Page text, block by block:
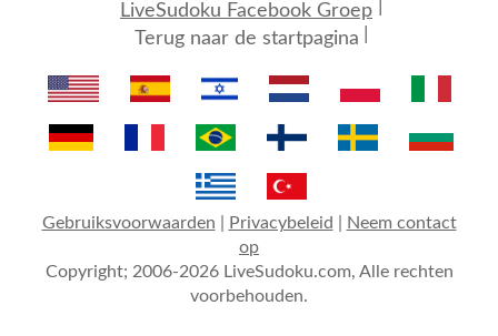
LiveSudoku Facebook Groep
Terug naar de startpagina
Gebruiksvoorwaarden Privacybeleid
Neem contact
op
Copyright; 2006-2026 LiveSudoku.com, Alle rechten
voorbehouden.